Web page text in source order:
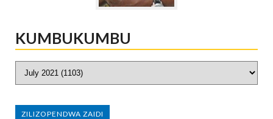
KUMBUKUMBU
ZILIZOPENDWA ZAIDI